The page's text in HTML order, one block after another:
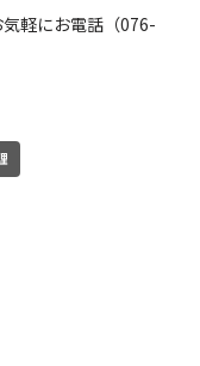
軽にお電話（076-